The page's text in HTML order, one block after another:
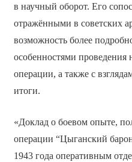
в научный оборот. Его
отражёнными в советских
возможность более
особенностями проведения
операции, а также с
итоги.
«Доклад о боевом опыте,
операции “Цыганский
1943 года оперативным